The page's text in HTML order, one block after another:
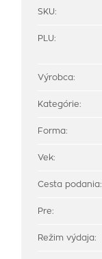
SKU:
PLU:
Výrobca:
Kategórie:
Forma:
Vek:
Cesta podania:
Pre:
Režim výdaja: